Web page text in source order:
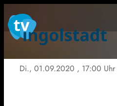
Di., 01.09.2020 , 17:00 Uhr